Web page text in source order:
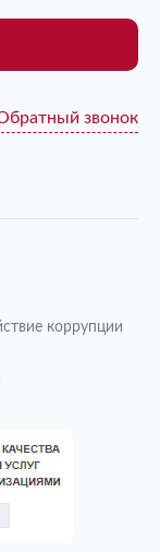
звонок
коррупции